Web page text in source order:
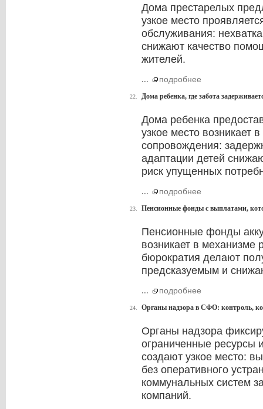
Дома престарелых
узкое место
обслуживания:
снижают качество
жителей.
... подробнее
22. Дома ребенка, где забота
Дома ребенка
узкое место возникает
сопровождения:
адаптации детей
риск упущенных
... подробнее
23. Пенсионные фонды с выплатами,
Пенсионные фонды
возникает в механизме
бюрократия делают
предсказуемым и
... подробнее
24. Органы надзора в СФО: контроль,
Органы надзора
ограниченные
создают узкое место:
без оперативного
коммунальных систем
компаний.